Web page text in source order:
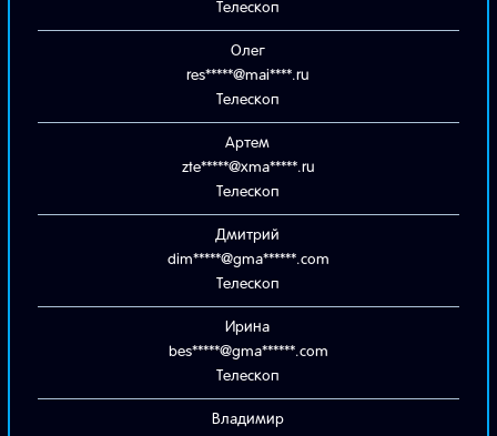
Телескоп
Олег
res*****@mai****.ru
Телескоп
Артем
zte*****@xma*****.ru
Телескоп
Дмитрий
dim*****@gma******.com
Телескоп
Ирина
bes*****@gma******.com
Телескоп
Владимир